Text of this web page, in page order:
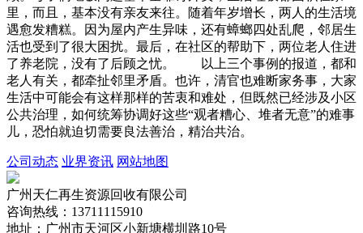
里，而且，基本没有亲友来往。随着年岁增长，两人的生活境
遇愈发糟糕。因为屋内产生异味，还有蟑螂四处乱爬，邻居生
活也受到了很大困扰。最后，在社区的帮助下，两位老人住进
了养老院，没有了后顾之忧。 以上三个事例的报道，都和
老人有关，都牵扯邻里矛盾。也许，清官也难断家务事，大家
生活中可能会有这样那样的苦衷和难处，但既然已经涉及小区
公共治理，如何统筹协调好这些“观者糟心、堆者无意”的难事
儿，恐怕就迫切需要良法善治，精治共治。
公司动态 业界资讯 网站地图
广州天仁再生资源回收有限公司
咨询热线：13711115910
地址：广州市天河区小新塘横圳路10号